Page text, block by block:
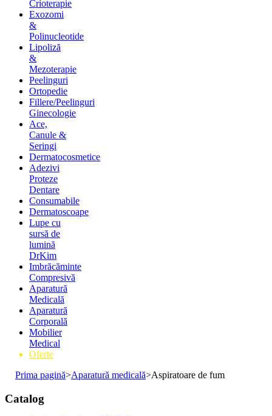
Crioterapie
Exozomi
&
Polinucleotide
Lipoliză
&
Mezoterapie
Peelinguri
Ortopedie
Fillere/Peelinguri
Ginecologie
Ace,
Canule &
Seringi
Dermatocosmetice
Adezivi
Proteze
Dentare
Consumabile
Dermatoscoape
Lupe cu
sursă de
lumină
DrKim
Imbrăcăminte
Compresivă
Aparatură
Medicală
Aparatură
Corporală
Mobilier
Medical
Oferte
Prima pagină>Aparatură medicală>Aspiratoare de fum
Catalog